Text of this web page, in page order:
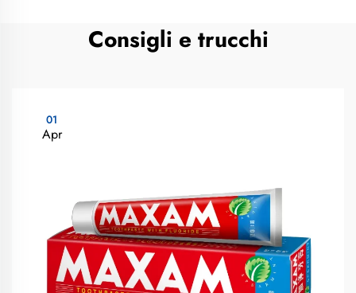
Consigli e trucchi
01
Apr